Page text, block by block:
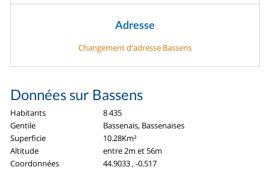
Adresse
Changement d'adresse Bassens
Données sur Bassens
Habitants
8 435
Gentile
Bassenais, Bassenaises
Superficie
10.28Km²
Altitude
entre 2m et 56m
Coordonnées
44.9033 , -0.517